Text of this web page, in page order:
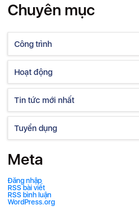
Chuyên mục
Công trình
Hoạt động
Tin tức mới nhất
Tuyển dụng
Meta
Đăng nhập
RSS bài viết
RSS bình luận
WordPress.org